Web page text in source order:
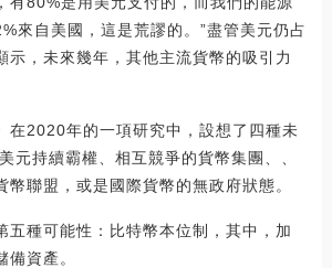
來自美國，這是荒謬的。”盡管美元仍占
示，未來幾年，其他主流貨幣的吸引力
在2020年的一項研究中，設想了四種未
元持續霸權、相互競爭的貨幣集團、、
幣聯盟，或是國際貨幣的無政府狀態。
五種可能性：比特幣本位制，其中，加
備資產。